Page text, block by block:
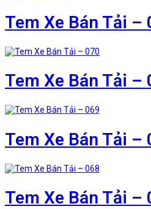
Tem Xe Bán Tải –
Tem Xe Bán Tải –
Tem Xe Bán Tải –
Tem Xe Bán Tải –